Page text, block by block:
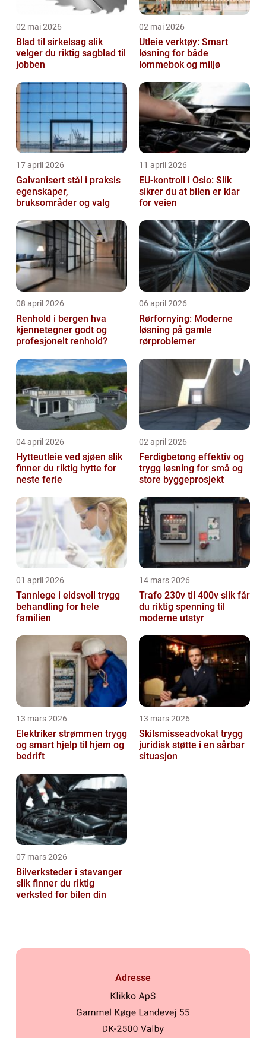
02 mai 2026
Blad til sirkelsag slik
velger du riktig sagblad til
jobben
02 mai 2026
Utleie verktøy: Smart
løsning for både
lommebok og miljø
17 april 2026
Galvanisert stål i praksis
egenskaper,
bruksområder og valg
11 april 2026
EU-kontroll i Oslo: Slik
sikrer du at bilen er klar
for veien
08 april 2026
Renhold i bergen hva
kjennetegner godt og
profesjonelt renhold?
06 april 2026
Rørfornying: Moderne
løsning på gamle
rørproblemer
04 april 2026
Hytteutleie ved sjøen slik
finner du riktig hytte for
neste ferie
02 april 2026
Ferdigbetong effektiv og
trygg løsning for små og
store byggeprosjekt
01 april 2026
Tannlege i eidsvoll trygg
behandling for hele
familien
14 mars 2026
Trafo 230v til 400v slik får
du riktig spenning til
moderne utstyr
13 mars 2026
Elektriker strømmen trygg
og smart hjelp til hjem og
bedrift
13 mars 2026
Skilsmisseadvokat trygg
juridisk støtte i en sårbar
situasjon
07 mars 2026
Bilverksteder i stavanger
slik finner du riktig
verksted for bilen din
Adresse